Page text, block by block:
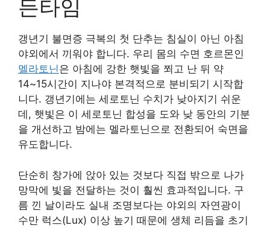
든타임
갱년기 불면증 극복의 첫 단추는 침실이 아닌 아침
야외에서 끼워야 합니다. 우리 몸의 수면 호르몬인
멜라토닌은 아침에 강한 햇빛을 쬐고 난 뒤 약
14~15시간이 지나야 본격적으로 분비되기 시작합
니다. 갱년기에는 세로토닌 수치가 낮아지기 쉬운
데, 햇빛은 이 세로토닌 합성을 도와 낮 동안의 기분
을 개선하고 밤에는 멜라토닌으로 전환되어 숙면을
유도합니다.
단순히 창가에 앉아 있는 것보다 직접 밖으로 나가
망막에 빛을 전달하는 것이 훨씬 효과적입니다. 구
름 낀 날이라도 실내 조명보다는 야외의 자연광이
수만 럭스(Lux) 이상 높기 때문에 생체 리듬을 초기